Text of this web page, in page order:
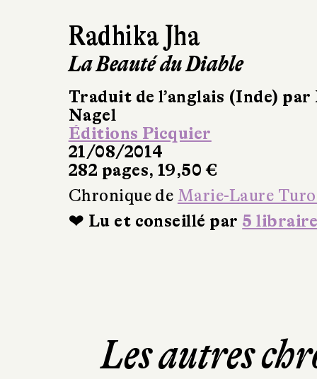
Radhika Jha
La Beauté du Diable
Traduit de l’anglais (Inde) par
Nagel
Éditions Picquier
21/08/2014
282 pages, 19,50 €
Chronique de Marie-Laure
❤ Lu et conseillé par 5
Les autres